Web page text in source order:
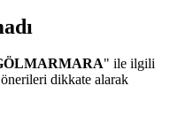
" ile ilgili
dikkate alarak